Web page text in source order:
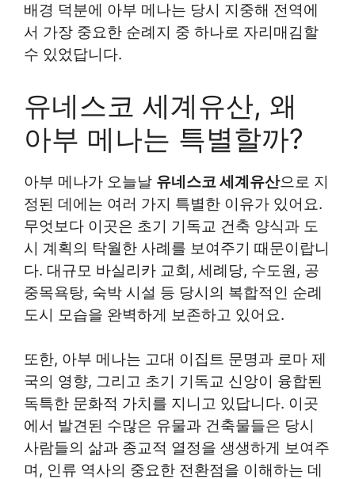
배경 덕분에 아부 메나는 당시 지중해 전역에
서 가장 중요한 순례지 중 하나로 자리매김할
수 있었답니다.
유네스코 세계유산, 왜
아부 메나는 특별할까?
아부 메나가 오늘날 유네스코 세계유산으로 지
정된 데에는 여러 가지 특별한 이유가 있어요.
무엇보다 이곳은 초기 기독교 건축 양식과 도
시 계획의 탁월한 사례를 보여주기 때문이랍니
다. 대규모 바실리카 교회, 세례당, 수도원, 공
중목욕탕, 숙박 시설 등 당시의 복합적인 순례
도시 모습을 완벽하게 보존하고 있어요.
또한, 아부 메나는 고대 이집트 문명과 로마 제
국의 영향, 그리고 초기 기독교 신앙이 융합된
독특한 문화적 가치를 지니고 있답니다. 이곳
에서 발견된 수많은 유물과 건축물들은 당시
사람들의 삶과 종교적 열정을 생생하게 보여주
며, 인류 역사의 중요한 전환점을 이해하는 데